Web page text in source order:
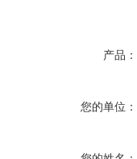
产品：
您的单位：